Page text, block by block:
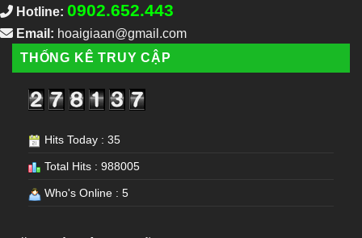
Hotline: 0902.652.443
Email: hoaigiaan@gmail.com
THỐNG KÊ TRUY CẬP
Hits Today : 35
Total Hits : 988005
Who's Online : 5